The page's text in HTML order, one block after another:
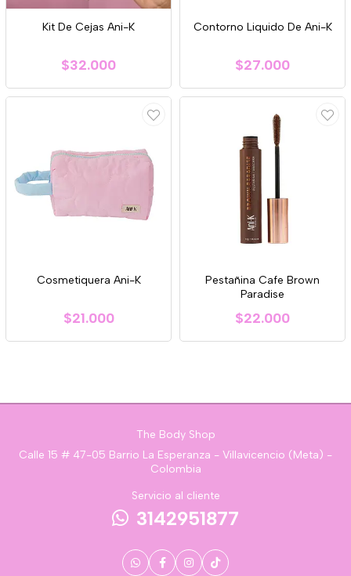
Kit De Cejas Ani-K
$32.000
Contorno Liquido De Ani-K
$27.000
Cosmetiquera Ani-K
$21.000
Pestañina Cafe Brown
Paradise
$22.000
The Body Shop
Calle 15 # 47-05 Barrio La Esperanza - Villavicencio (Meta) -
Colombia
Servicio al cliente
3142951877